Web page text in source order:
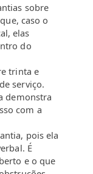
sobre
caso o
elas
do
trinta e
serviço.
demonstra
com a
pois ela
É
e o que